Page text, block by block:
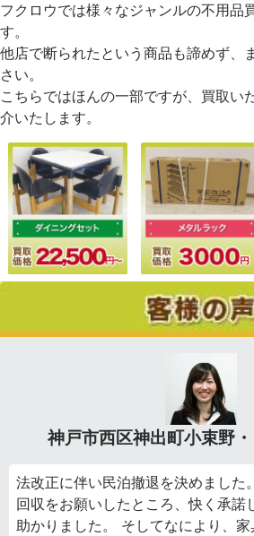
フクロウでは様々なジャンルの不用品
す。
他店で断られたという商品も諦めず、
さい。
こちらではほんの一部ですが、買取い
介いたします。
神戸市西区神出町小束野
法改正に伴い民泊撤退を決めました
回収をお願いしたところ、快く承諾
助かりました。 そしてなにより、